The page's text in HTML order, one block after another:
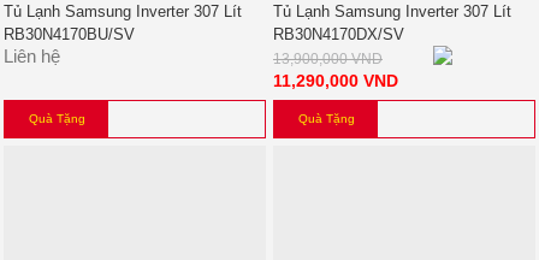
RB30N4170BU/SV
Tủ Lạnh Samsung Inverter 307 Lít
RB30N4170BU/SV
Liên hệ
Quà Tặng
RB30N4170DX/SV
Tủ Lạnh Samsung Inverter 307 Lít
RB30N4170DX/SV
13,900,000VND
11,290,000 VND
Quà Tặng